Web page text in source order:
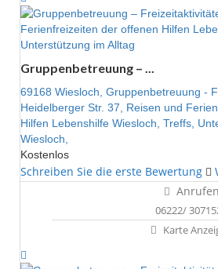
Unterstützung im Alltag
Gruppenbetreuung – ...
69168 Wiesloch, Gruppenbetreuung -
Heidelberger Str. 37, Reisen und
Hilfen Lebenshilfe Wiesloch, Treffs,
Wiesloch,
Kostenlos
Schreiben Sie die erste Bewertung
Anrufen
06222/
Karte